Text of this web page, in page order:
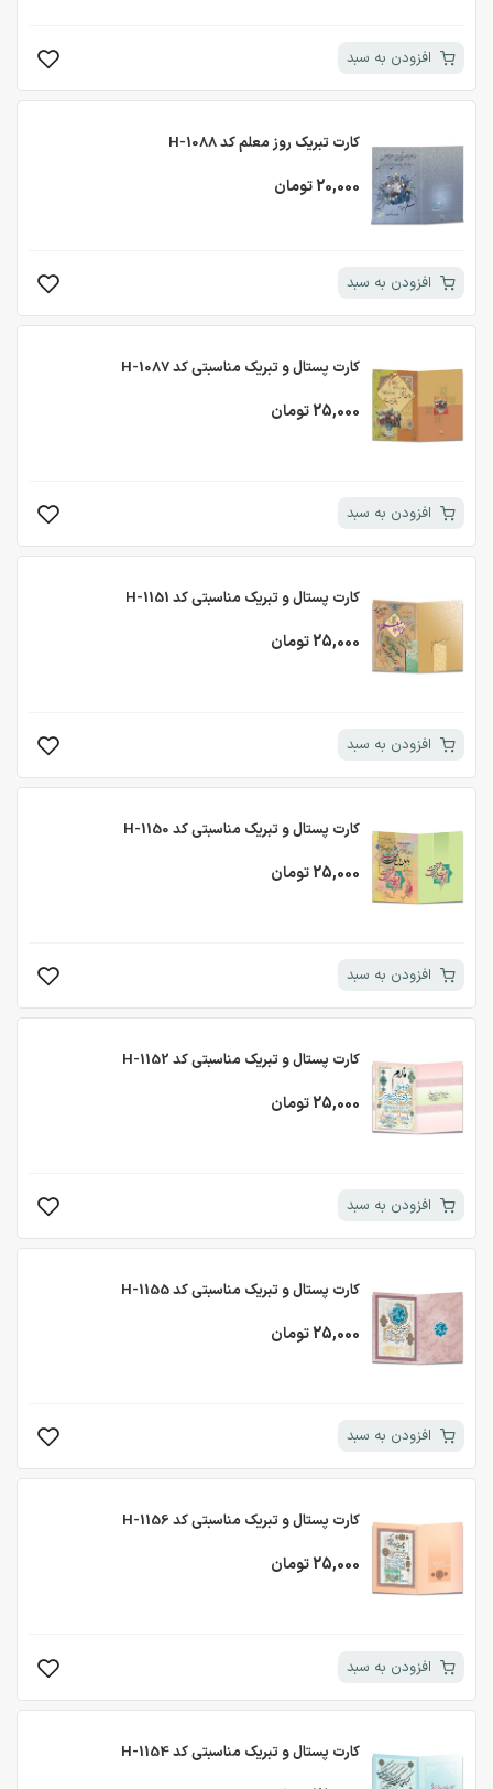
افزودن به سبد
کارت تبریک روز معلم کد H-1088
20,000 تومان
افزودن به سبد
کارت پستال و تبریک مناسبتی کد H-1087
25,000 تومان
افزودن به سبد
کارت پستال و تبریک مناسبتی کد H-1151
25,000 تومان
افزودن به سبد
کارت پستال و تبریک مناسبتی کد H-1150
25,000 تومان
افزودن به سبد
کارت پستال و تبریک مناسبتی کد H-1152
25,000 تومان
افزودن به سبد
کارت پستال و تبریک مناسبتی کد H-1155
25,000 تومان
افزودن به سبد
کارت پستال و تبریک مناسبتی کد H-1156
25,000 تومان
افزودن به سبد
کارت پستال و تبریک مناسبتی کد H-1154